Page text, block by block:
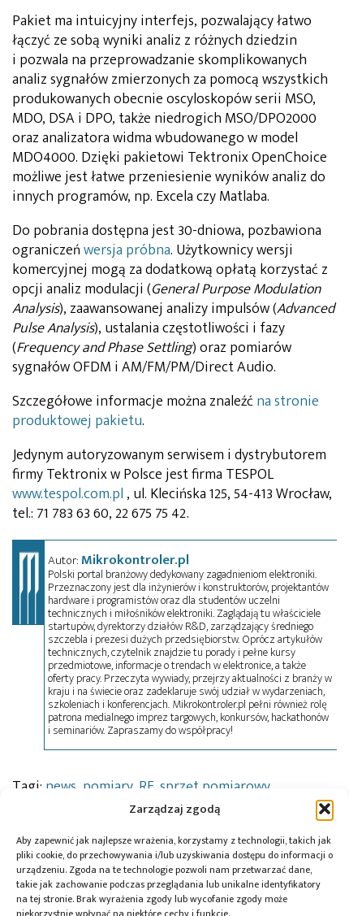
Zarządzaj zgodą
Aby zapewnić jak najlepsze wrażenia, korzystamy z technologii, takich jak
pliki cookie, do przechowywania i/lub uzyskiwania dostępu do informacji o
urządzeniu. Zgoda na te technologie pozwoli nam przetwarzać dane,
takie jak zachowanie podczas przeglądania lub unikalne identyfikatory
na tej stronie. Brak wyrażenia zgody lub wycofanie zgody może
Pakiet ma intuicyjny interfejs, pozwalający łatwo
łączyć ze sobą wyniki analiz z różnych dziedzin
i pozwala na przeprowadzanie skomplikowanych
analiz sygnałów zmierzonych za pomocą wszystkich
produkowanych obecnie oscyloskopów serii MSO,
MDO, DSA i DPO, także niedrogich MSO/DPO2000
oraz analizatora widma wbudowanego w model
MDO4000. Dzięki pakietowi Tektronix OpenChoice
możliwe jest łatwe przeniesienie wyników analiz do
innych programów, np. Excela czy Matlaba.
Do pobrania dostępna jest 30-dniowa, pozbawiona
ograniczeńwersja próbna. Użytkownicy wersji
komercyjnej mogą za dodatkową opłatą korzystać z
opcji analiz modulacji (General Purpose Modulation
Analysis), zaawansowanej analizy impulsów (Advanced
Pulse Analysis), ustalania częstotliwości i fazy
(Frequency and Phase Settling) oraz pomiarów
sygnałów OFDM i AM/FM/PM/Direct Audio.
Szczegółowe informacje można znaleźćna stronie
produktowej pakietu.
Jedynym autoryzowanym serwisem i dystrybutorem
firmy Tektronix w Polsce jest firma TESPOL
www.tespol.com.pl , ul. Klecińska 125, 54-413 Wrocław,
tel.: 71 783 63 60, 22 675 75 42.
Autor:Mikrokontroler.pl
Polski portal branżowy dedykowany zagadnieniom elektroniki.
Przeznaczony jest dla inżynierów i konstruktorów, projektantów
hardware i programistów oraz dla studentów uczelni
technicznych i miłośników elektroniki. Zaglądają tu właściciele
startupów, dyrektorzy działów R&D, zarządzający średniego
szczebla i prezesi dużych przedsiębiorstw. Oprócz artykułów
technicznych, czytelnik znajdzie tu porady i pełne kursy
przedmiotowe, informacje o trendach w elektronice, a także
oferty pracy. Przeczyta wywiady, przejrzy aktualności z branży w
kraju i na świecie oraz zadeklaruje swój udział w wydarzeniach,
szkoleniach i konferencjach. Mikrokontroler.pl pełni również rolę
patrona medialnego imprez targowych, konkursów, hackathonów
i seminariów. Zapraszamy do współpracy!
Tagi: news pomiary, RF, sprzęt pomiarowy,
Przeczytaj również: